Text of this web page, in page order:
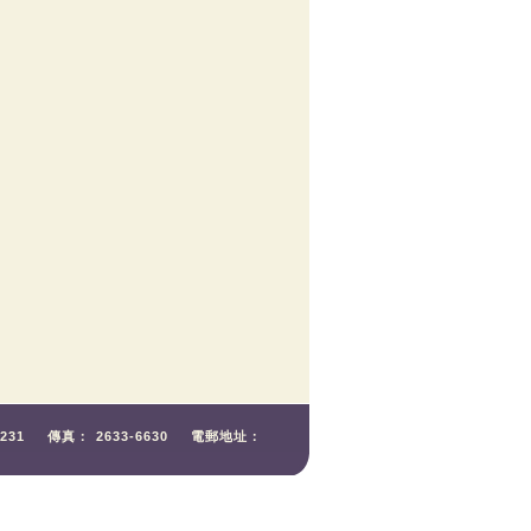
傳真： 2633-6630 電郵地址：